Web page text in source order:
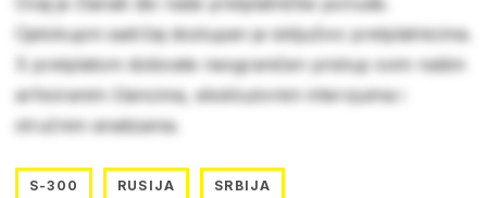
Cjelokupni sadržaj dostupan je isključivo pretplatnicima.
S pretplatom dobivate neograničen pristup svim našim
arhiviranim člancima, ekskluzivnim intervjuima i
stručnim analizama.
S-300 RUSIJA SRBIJA